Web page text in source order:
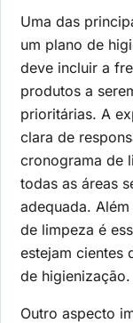
Uma das
um plano de
deve incluir a
produtos a
prioritárias. A
clara de
cronograma de
todas as áreas
adequada.
de limpeza é
estejam cientes
de higienização.
Outro aspecto